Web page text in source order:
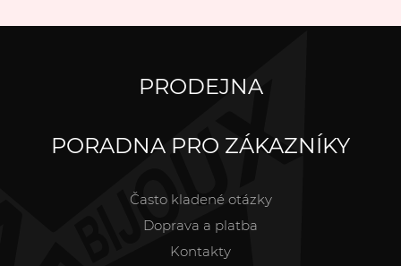
PRODEJNA
PORADNA PRO ZÁKAZNÍKY
Často kladené otázky
Doprava a platba
Kontakty